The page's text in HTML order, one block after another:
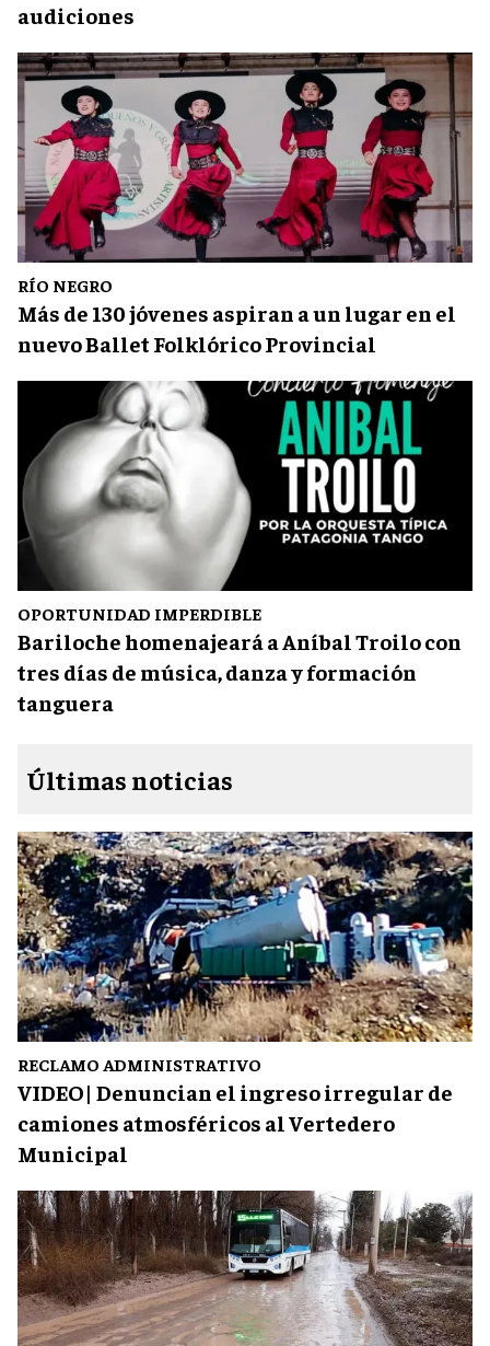
audiciones
RÍO NEGRO
Más de 130 jóvenes aspiran a un lugar en el
nuevo Ballet Folklórico Provincial
OPORTUNIDAD IMPERDIBLE
Bariloche homenajeará a Aníbal Troilo con
tres días de música, danza y formación
tanguera
Últimas noticias
RECLAMO ADMINISTRATIVO
VIDEO| Denuncian el ingreso irregular de
camiones atmosféricos al Vertedero
Municipal